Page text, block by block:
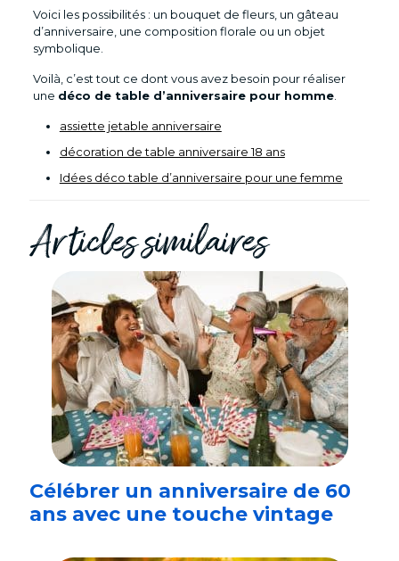
Voici les possibilités : un bouquet de fleurs, un gâteau
d’anniversaire, une composition florale ou un objet
symbolique.
Voilà, c’est tout ce dont vous avez besoin pour réaliser
une déco de table d’anniversaire pour homme.
assiette jetable anniversaire
décoration de table anniversaire 18 ans
Idées déco table d’anniversaire pour une femme
Articles similaires
Célébrer un anniversaire de 60
ans avec une touche vintage